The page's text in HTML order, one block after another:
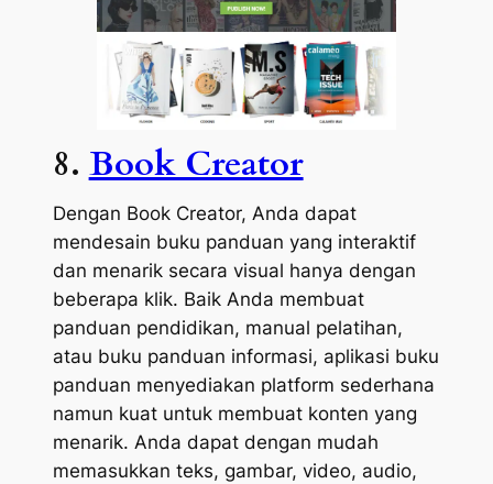
8. Book Creator
Dengan Book Creator, Anda dapat
mendesain buku panduan yang interaktif
dan menarik secara visual hanya dengan
beberapa klik. Baik Anda membuat
panduan pendidikan, manual pelatihan,
atau buku panduan informasi, aplikasi buku
panduan menyediakan platform sederhana
namun kuat untuk membuat konten yang
menarik. Anda dapat dengan mudah
memasukkan teks, gambar, video, audio,